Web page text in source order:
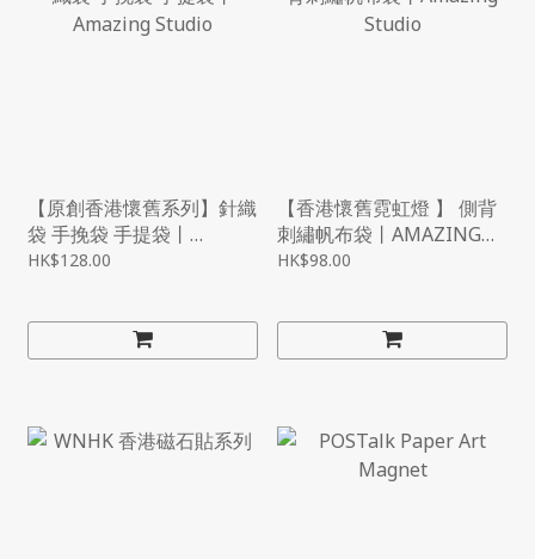
【原創香港懷舊系列】針織
袋 手挽袋 手提袋丨
AMAZING STUDIO
HK$128.00
【香港懷舊霓虹燈 】 側背
刺繡帆布袋丨AMAZING
STUDIO
HK$98.00